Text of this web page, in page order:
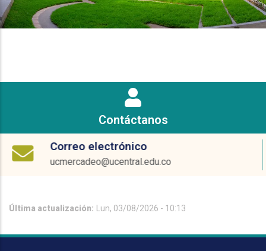
Contáctanos
Correo electrónico
ucmercadeo@ucentral.edu.co
Última actualización: Lun, 03/08/2026 - 10:13